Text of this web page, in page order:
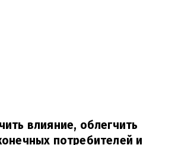
влияние, облегчить
потребителей и